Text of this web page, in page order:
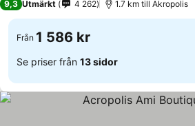
9,3 Utmärkt 4 262 1.7 km till Akropolis
Från 1 586 kr
Se priser från 13 sidor